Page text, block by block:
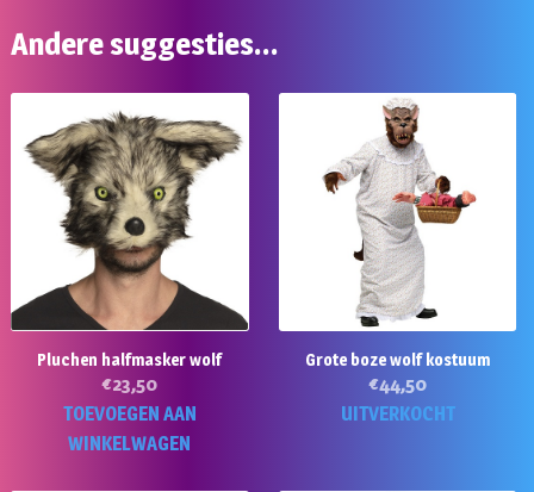
Andere suggesties…
Pluchen halfmasker wolf
€23,50
TOEVOEGEN AAN
WINKELWAGEN
Grote boze wolf kostuum
€44,50
UITVERKOCHT